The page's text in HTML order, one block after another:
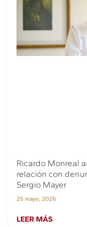
Ricardo Monreal
relación con
Sergio Mayer
25 mayo, 2026
LEER MÁS